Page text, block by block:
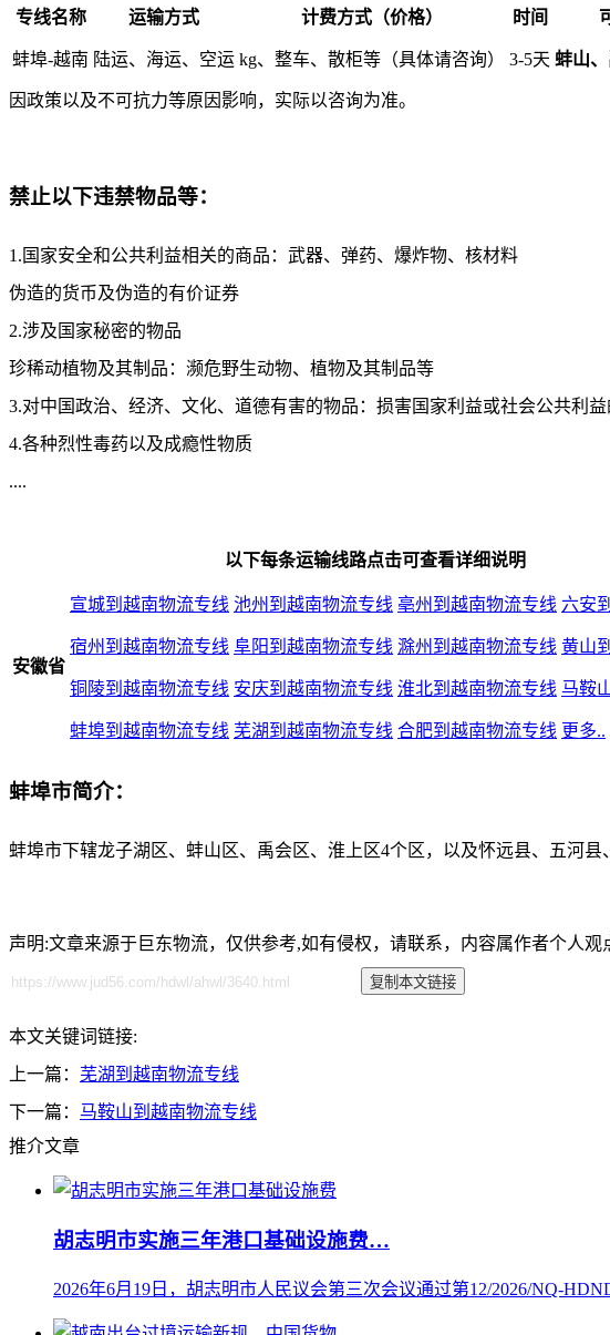
专线名称 运输方式 计费方式（价格） 时间
蚌埠-越南 陆运、海运、空运 kg、整车、散柜等（具体请咨询） 3-5天 蚌山
因政策以及不可抗力等原因影响，实际以咨询为准。
禁止以下违禁物品等：
1.国家安全和公共利益相关的商品：武器、弹药、爆炸物、核材料
伪造的货币及伪造的有价证券
2.涉及国家秘密的物品
珍稀动植物及其制品：濒危野生动物、植物及其制品等
3.对中国政治、经济、文化、道德有害的物品：损害国家利益或社会公共利
4.各种烈性毒药以及成瘾性物质
....
以下每条运输线路点击可查看详细说明
安徽省
宣城到越南物流专线 池州到越南物流专线 亳州到越南物流专线 六安
宿州到越南物流专线 阜阳到越南物流专线 滁州到越南物流专线 黄山
铜陵到越南物流专线 安庆到越南物流专线 淮北到越南物流专线 马鞍
蚌埠到越南物流专线 芜湖到越南物流专线 合肥到越南物流专线 更多..
蚌埠市简介：
蚌埠市下辖龙子湖区、蚌山区、禹会区、淮上区4个区，以及怀远县、五河县
声明:文章来源于巨东物流，仅供参考,如有侵权，请联系，内容属作者个人
本文关键词链接:
上一篇： 芜湖到越南物流专线
下一篇： 马鞍山到越南物流专线
推介文章
胡志明市实施三年港口基础设施费…
2026年6月19日，胡志明市人民议会第三次会议通过第12/2026/NQ-